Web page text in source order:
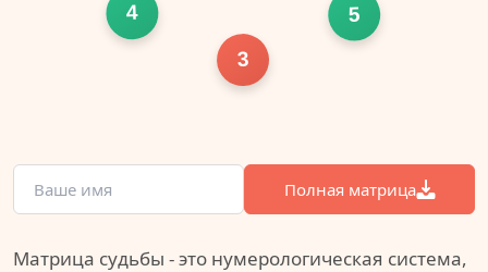
3
5
4
Полная матрица
Матрица судьбы - это нумерологическая система,